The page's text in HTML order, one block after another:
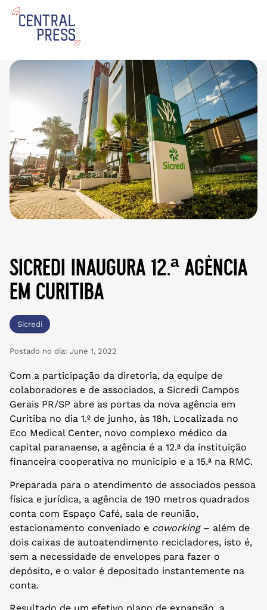
sicredi inaugura 12.ª agência
em curitiba
Sicredi
Postado no dia: June 1, 2022
Com a participação da diretoria, da equipe de
colaboradores e de associados, a Sicredi Campos
Gerais PR/SP abre as portas da nova agência em
Curitiba no dia 1.º de junho, às 18h. Localizada no
Eco Medical Center, novo complexo médico da
capital paranaense, a agência é a 12.ª da instituição
financeira cooperativa no município e a 15.ª na RMC.
Preparada para o atendimento de associados pessoa
física e jurídica, a agência de 190 metros quadrados
conta com Espaço Café, sala de reunião,
estacionamento conveniado e coworking– além de
dois caixas de autoatendimento recicladores, isto é,
sem a necessidade de envelopes para fazer o
depósito, e o valor é depositado instantemente na
conta.